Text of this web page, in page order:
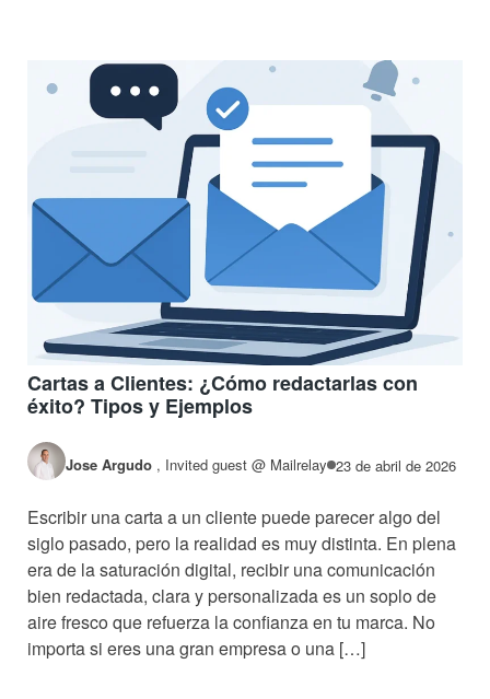
Cartas a Clientes: ¿Cómo redactarlas con
éxito? Tipos y Ejemplos
Jose Argudo , Invited guest @ Mailrelay 23 de abril de 2026
Escribir una carta a un cliente puede parecer algo del
siglo pasado, pero la realidad es muy distinta. En plena
era de la saturación digital, recibir una comunicación
bien redactada, clara y personalizada es un soplo de
aire fresco que refuerza la confianza en tu marca. No
importa si eres una gran empresa o una […]